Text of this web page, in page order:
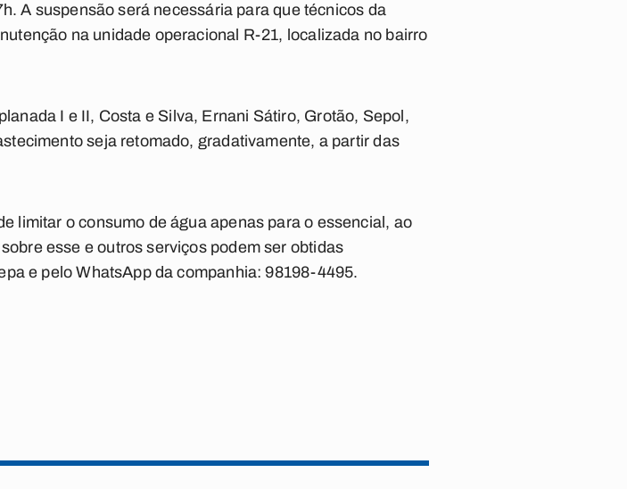
A suspensão será necessária para que técnicos da
na unidade operacional R-21, localizada no bairro
I e II, Costa e Silva, Ernani Sátiro, Grotão, Sepol,
seja retomado, gradativamente, a partir das
limitar o consumo de água apenas para o essencial, ao
esse e outros serviços podem ser obtidas
e pelo WhatsApp da companhia: 98198-4495.